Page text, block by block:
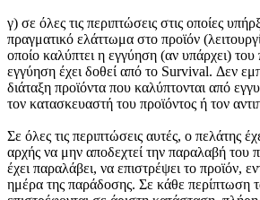
γ) σε όλες τις περιπτώσεις στις οποίες
πραγματικό ελάττωμα στο προϊόν
οποίο καλύπτει η εγγύηση (αν υπάρχει) του
εγγύηση έχει δοθεί από το Survival. Δεν
διάταξη προϊόντα που καλύπτονται από
τον κατασκευαστή του προϊόντος ή τον
Σε όλες τις περιπτώσεις αυτές, ο πελάτης
αρχής να μην αποδεχτεί την παραλαβή του
έχει παραλάβει, να επιστρέψει το προϊόν,
ημέρα της παράδοσης. Σε κάθε περίπτωση